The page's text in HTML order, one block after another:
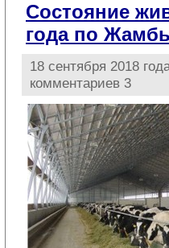
Состояние
года по
18 сентября 2018
комментариев 3